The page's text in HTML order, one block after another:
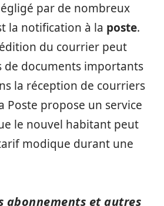
par de nombreux
la notification à la poste.
du courrier peut
de documents importants
la réception de courriers
Poste propose un service
le nouvel habitant peut
modique durant une
abonnements et autres